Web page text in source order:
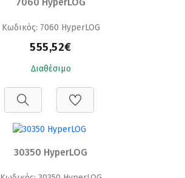
Κωδικός: 7060 HyperLOG
555,52€
Διαθέσιμο
30350 HyperLOG